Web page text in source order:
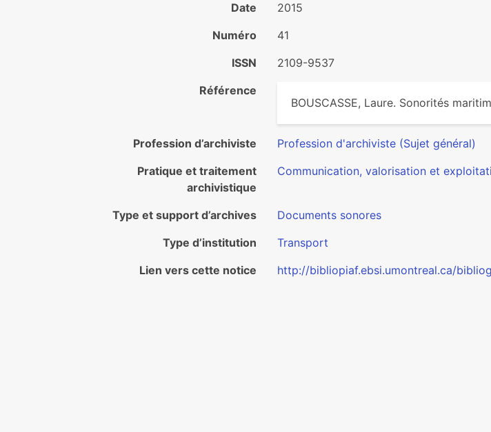
Date
2015
Numéro
41
ISSN
2109-9537
Référence
BOUSCASSE, Laure. Sonorités
Profession d’archiviste
Profession d'archiviste (Sujet général)
Pratique et traitement
archivistique
Communication, valorisation et
Type et support d’archives
Documents sonores
Type d’institution
Transport
Lien vers cette notice
http://bibliopiaf.ebsi.umontreal.ca/